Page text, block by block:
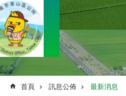
首頁 訊息公佈 最新消息